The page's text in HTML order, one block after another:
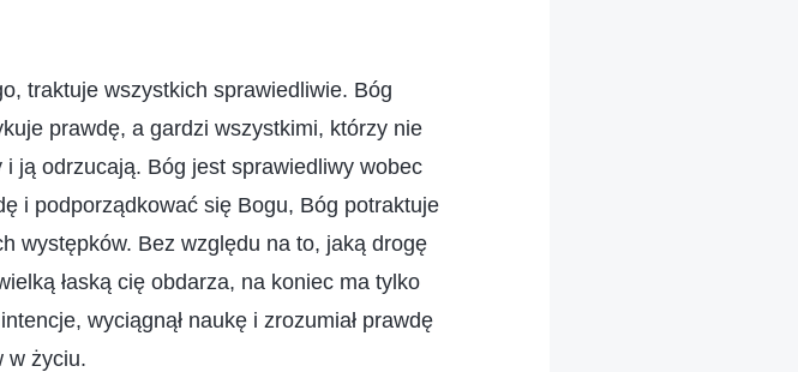
traktuje wszystkich sprawiedliwie. Bóg
prawdę, a gardzi wszystkimi, którzy nie
ją odrzucają. Bóg jest sprawiedliwy wobec
i podporządkować się Bogu, Bóg potraktuje
występków. Bez względu na to, jaką drogę
łaską cię obdarza, na koniec ma tylko
wyciągnął naukę i zrozumiał prawdę
w życiu.